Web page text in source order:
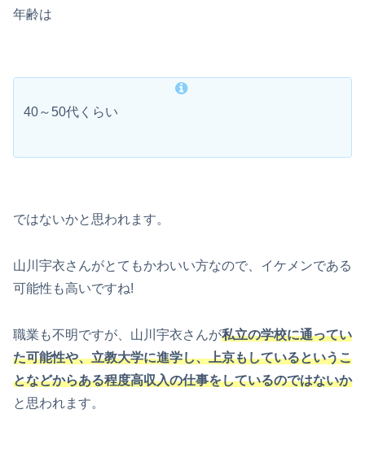
年齢は
40～50代くらい
ではないかと思われます。
山川宇衣さんがとてもかわいい方なので、イケメンである
可能性も高いですね!
職業も不明ですが、山川宇衣さんが私立の学校に通ってい
た可能性や、立教大学に進学し、上京もしているというこ
となどからある程度高収入の仕事をしているのではないか
と思われます。